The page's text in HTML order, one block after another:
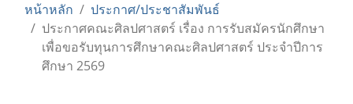
หน้าหลัก
ประกาศ/ประชาสัมพันธ์
ประกาศคณะศิลปศาสตร์ เรื่อง การรับสมัครนักศึกษา
เพื่อขอรับทุนการศึกษาคณะศิลปศาสตร์ ประจำปีการ
ศึกษา 2569